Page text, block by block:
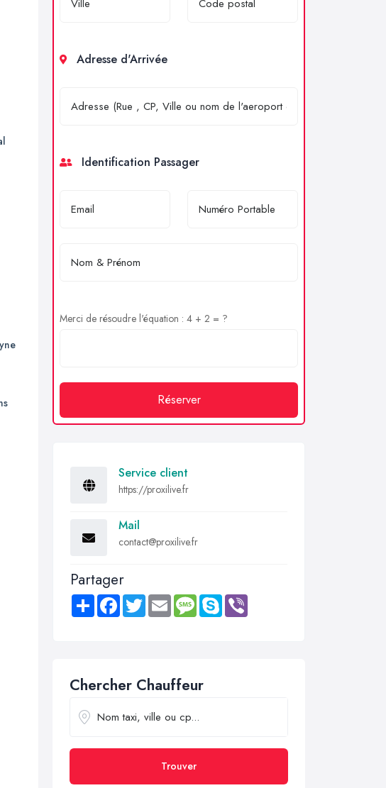
Adresse d'Arrivée
Identification Passager
Merci de résoudre l'équation : 4 + 2 = ?
Réserver
Service client
https://proxilive.fr
Mail
contact@proxilive.fr
Partager
Share FacebookTwitter Email MessageSkype
Chercher Chauffeur
Trouver